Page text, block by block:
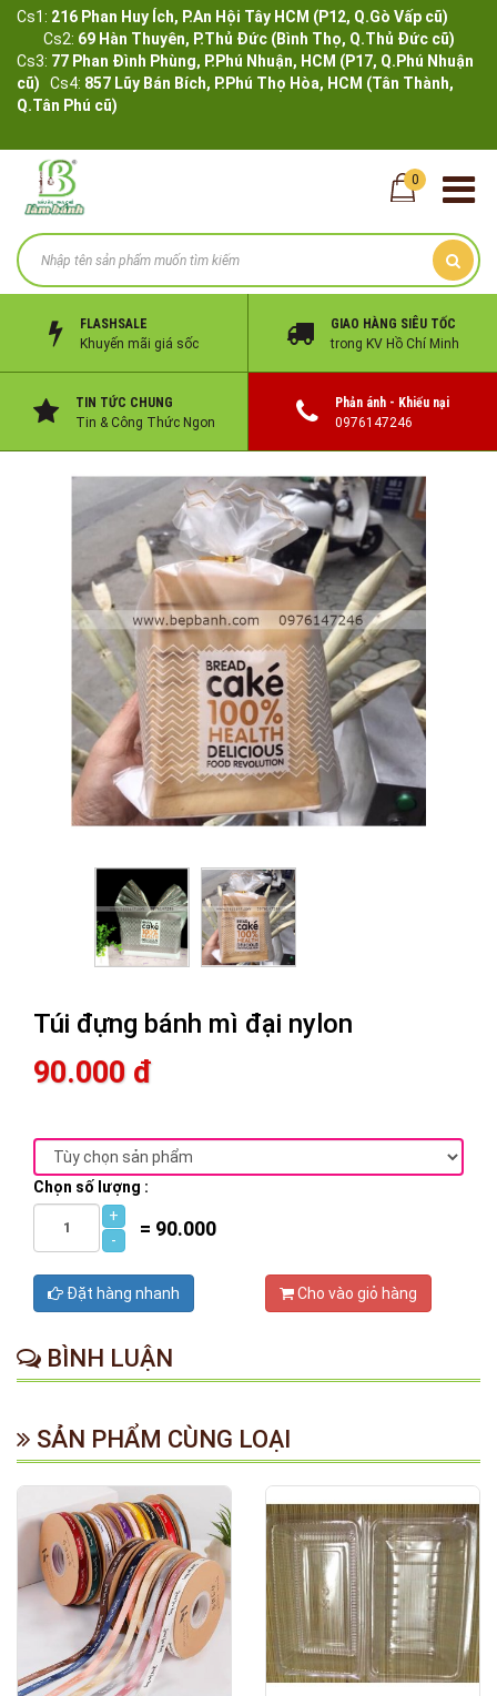
Cs1: 216 Phan Huy Ích, P.An Hội Tây HCM (P12, Q.Gò Vấp cũ)
Cs2: 69 Hàn Thuyên, P.Thủ Đức (Bình Thọ, Q.Thủ Đức cũ)
Cs3: 77 Phan Đình Phùng, P.Phú Nhuận, HCM (P17, Q.Phú Nhuận
cũ) Cs4: 857 Lũy Bán Bích, P.Phú Thọ Hòa, HCM (Tân Thành,
Q.Tân Phú cũ)
0
FLASHSALE
Khuyến mãi giá sốc
GIAO HÀNG SIÊU TỐC
trong KV Hồ Chí Minh
TIN TỨC CHUNG
Tin & Công Thức Ngon
Phản ánh - Khiếu nại
0976147246
Túi đựng bánh mì đại nylon
90.000 đ
Chọn số lượng :
+
-
= 90.000
Đặt hàng nhanh Cho vào giỏ hàng
BÌNH LUẬN
SẢN PHẨM CÙNG LOẠI